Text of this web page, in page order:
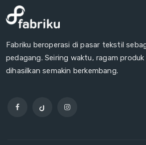
Fabriku beroperasi di pasar tekstil
pedagang. Seiring waktu, ragam
dihasilkan semakin berkembang.